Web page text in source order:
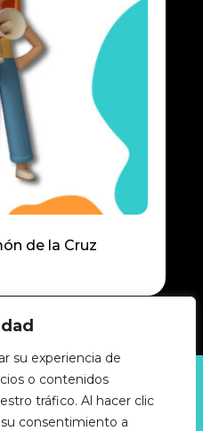
su experiencia de
o contenidos
tráfico. Al hacer clic
consentimiento a
de la Cruz
privacidad
cookies